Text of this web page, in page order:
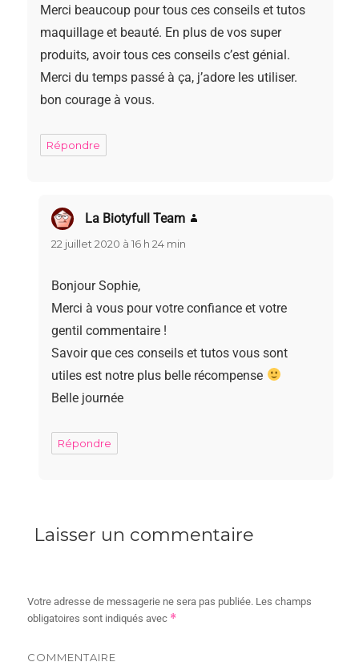
Merci beaucoup pour tous ces conseils et tutos
maquillage et beauté. En plus de vos super
produits, avoir tous ces conseils c’est génial.
Merci du temps passé à ça, j’adore les utiliser.
bon courage à vous.
Répondre
La Biotyfull Team
22 juillet 2020 à 16 h 24 min
Bonjour Sophie,
Merci à vous pour votre confiance et votre
gentil commentaire !
Savoir que ces conseils et tutos vous sont
utiles est notre plus belle récompense
Belle journée
Répondre
Laisser un commentaire
Votre adresse de messagerie ne sera pas publiée. Les champs
obligatoires sont indiqués avec *
COMMENTAIRE